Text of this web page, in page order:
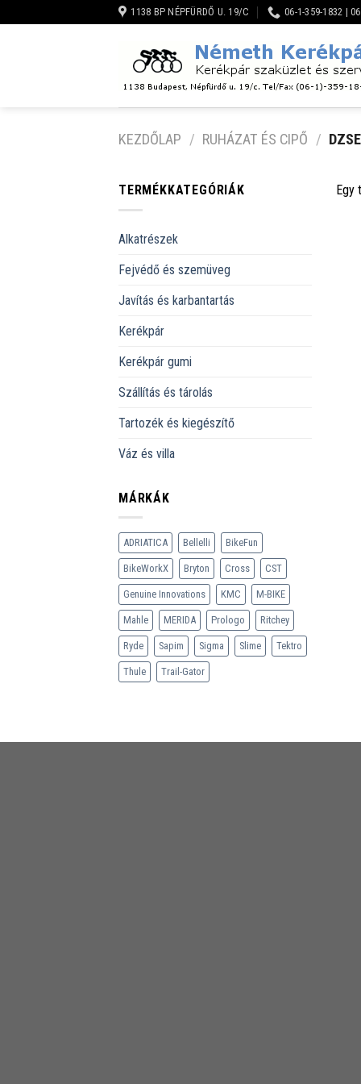
to
1138 BP NÉPFÜRDŐ U. 19/C 06-1-359-1832 |
KEZDŐLAP / RUHÁZAT ÉS CIPŐ /
TERMÉKKATEGÓRIÁK
Alkatrészek
Fejvédő és szemüveg
Javítás és karbantartás
Kerékpár
Kerékpár gumi
Szállítás és tárolás
Tartozék és kiegészítő
Váz és villa
MÁRKÁK
ADRIATICA Bellelli BikeFun
BikeWorkX Bryton Cross CST
Genuine Innovations KMC M-BIKE
Mahle MERIDA Prologo Ritchey
Ryde Sapim Sigma Slime Tektro
Thule Trail-Gator
Egy